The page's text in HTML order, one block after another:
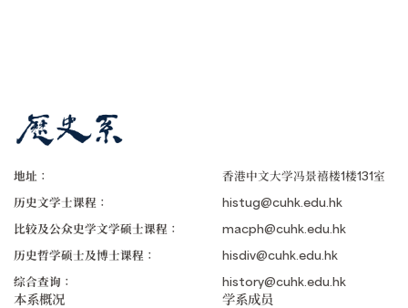
地址：
香港中文大学冯景禧楼1楼131室
历史文学士课程：
histug@cuhk.edu.hk
比较及公众史学文学硕士课程：
macph@cuhk.edu.hk
历史哲学硕士及博士课程：
hisdiv@cuhk.edu.hk
综合查询：
history@cuhk.edu.hk
本系概况 学系成员